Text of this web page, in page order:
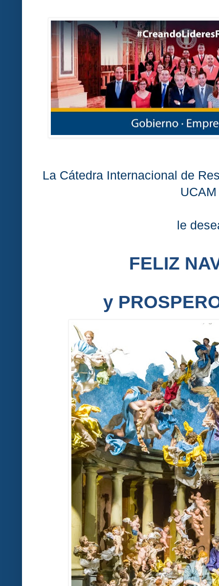
La Cátedra Internacional de
le
FELIZ
y